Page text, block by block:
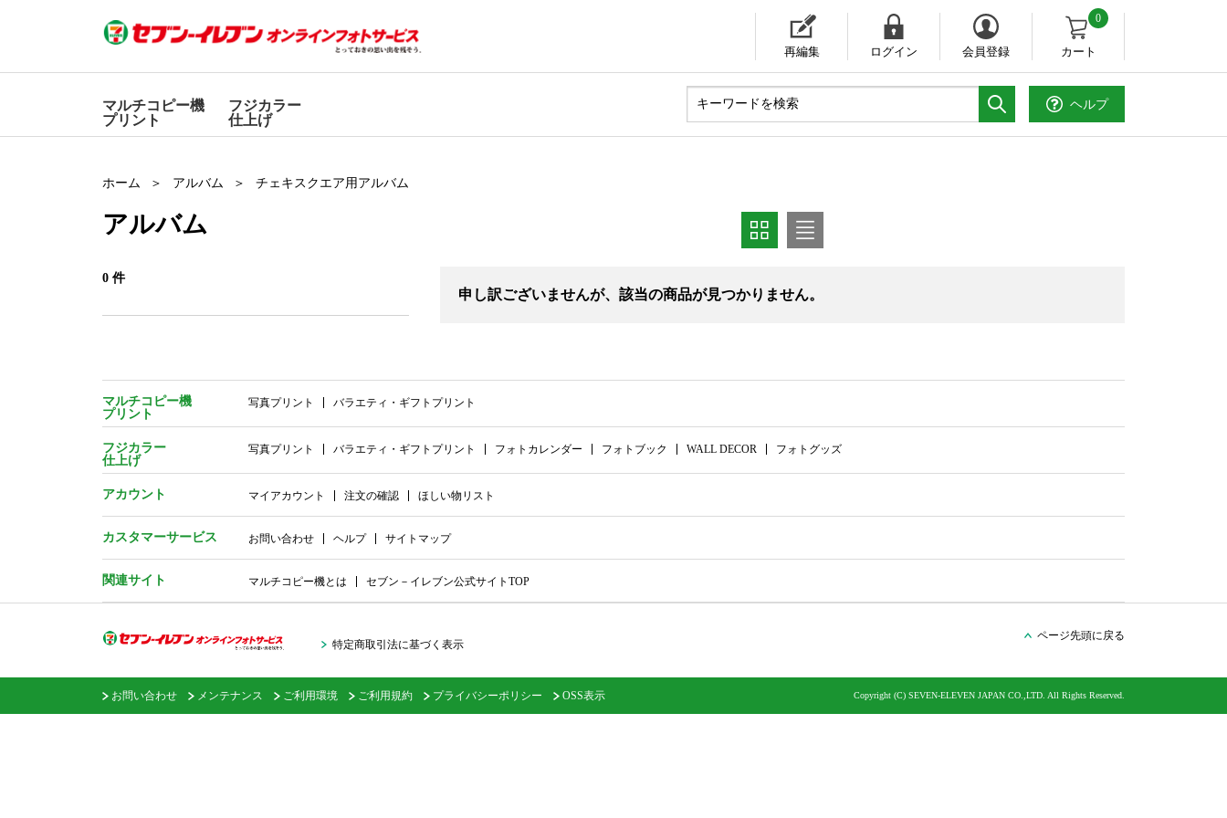
再編集 ログイン 会員登録 カート
0
ヘルプ
マルチコピー機
プリント
フジカラー
仕上げ
ホーム アルバム チェキスクエア用アルバム
アルバム
0 件
申し訳ございませんが、該当の商品が見つかりません。
マルチコピー機
プリント
写真プリント バラエティ・ギフトプリント
フジカラー
仕上げ
写真プリント バラエティ・ギフトプリント フォトカレンダー フォトブック WALL DECOR フォトグッズ
アカウント マイアカウント 注文の確認 ほしい物リスト
カスタマーサービス お問い合わせ ヘルプ サイトマップ
関連サイト マルチコピー機とは セブン－イレブン公式サイトTOP
特定商取引法に基づく表示
ページ先頭に戻る
お問い合わせ メンテナンス ご利用環境 ご利用規約 プライバシーポリシー OSS表示 Copyright (C) SEVEN-ELEVEN JAPAN CO.,LTD. All Rights Reserved.